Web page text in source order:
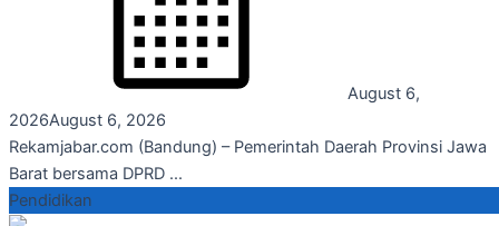
August 6,
2026August 6, 2026
Rekamjabar.com (Bandung) – Pemerintah Daerah Provinsi Jawa
Barat bersama DPRD ...
Pendidikan